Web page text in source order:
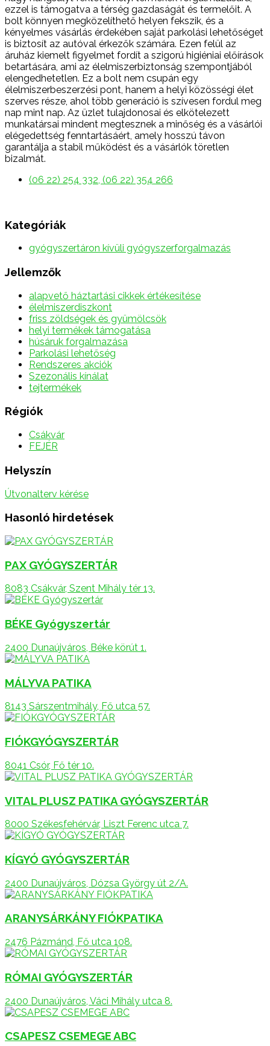
ezzel is támogatva a térség gazdaságát és termelőit. A
bolt könnyen megközelíthető helyen fekszik, és a
kényelmes vásárlás érdekében saját parkolási lehetőséget
is biztosít az autóval érkezők számára. Ezen felül az
áruház kiemelt figyelmet fordít a szigorú higiéniai előírások
betartására, ami az élelmiszerbiztonság szempontjából
elengedhetetlen. Ez a bolt nem csupán egy
élelmiszerbeszerzési pont, hanem a helyi közösségi élet
szerves része, ahol több generáció is szívesen fordul meg
nap mint nap. Az üzlet tulajdonosai és elkötelezett
munkatársai mindent megtesznek a minőség és a vásárlói
elégedettség fenntartásáért, amely hosszú távon
garantálja a stabil működést és a vásárlók töretlen
bizalmát.
(06 22) 254 332, (06 22) 354 266
Kategóriák
gyógyszertáron kívüli gyógyszerforgalmazás
Jellemzők
alapvető háztartási cikkek értékesítése
élelmiszerdiszkont
friss zöldségek és gyümölcsök
helyi termékek támogatása
húsáruk forgalmazása
Parkolási lehetőség
Rendszeres akciók
Szezonális kínálat
tejtermékek
Régiók
Csákvár
FEJÉR
Helyszín
Útvonalterv kérése
Hasonló hirdetések
PAX GYÓGYSZERTÁR
8083 Csákvár, Szent Mihály tér 13.
BÉKE Gyógyszertár
2400 Dunaújváros, Béke körút 1.
MÁLYVA PATIKA
8143 Sárszentmihály, Fő utca 57.
FIÓKGYÓGYSZERTÁR
8041 Csór, Fő tér 10.
VITAL PLUSZ PATIKA GYÓGYSZERTÁR
8000 Székesfehérvár, Liszt Ferenc utca 7.
KÍGYÓ GYÓGYSZERTÁR
2400 Dunaújváros, Dózsa György út 2/A.
ARANYSÁRKÁNY FIÓKPATIKA
2476 Pázmánd, Fő utca 108.
RÓMAI GYÓGYSZERTÁR
2400 Dunaújváros, Váci Mihály utca 8.
CSAPESZ CSEMEGE ABC